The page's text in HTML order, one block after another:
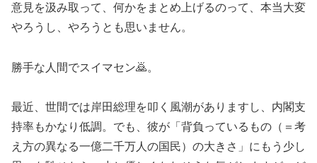
意見を汲み取って、何かをまとめ上げるのって、本当大変
やろうし、やろうとも思いません。
勝手な人間でスイマセン🙇。
最近、世間では岸田総理を叩く風潮がありますし、内閣支
持率もかなり低調。でも、彼が「背負っているもの（＝考
え方の異なる一億二千万人の国民）の大きさ」にもう少し